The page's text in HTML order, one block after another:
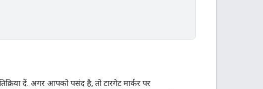
दें. अगर आपको पसंद है, तो टारगेट मार्कर पर